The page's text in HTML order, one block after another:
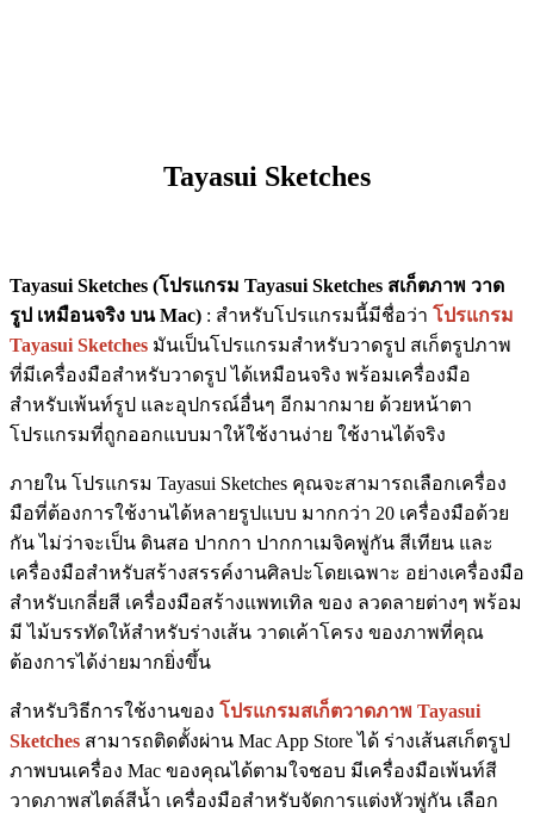
Tayasui Sketches
Tayasui Sketches (โปรแกรม Tayasui Sketches สเก็ตภาพ วาด
รูป เหมือนจริง บน Mac) : สำหรับโปรแกรมนี้มีชื่อว่า โปรแกรม
Tayasui Sketches มันเป็นโปรแกรมสำหรับวาดรูป สเก็ตรูปภาพ
ที่มีเครื่องมือสำหรับวาดรูป ได้เหมือนจริง พร้อมเครื่องมือ
สำหรับเพ้นท์รูป และอุปกรณ์อื่นๆ อีกมากมาย ด้วยหน้าตา
โปรแกรมที่ถูกออกแบบมาให้ใช้งานง่าย ใช้งานได้จริง
ภายใน โปรแกรม Tayasui Sketches คุณจะสามารถเลือกเครื่อง
มือที่ต้องการใช้งานได้หลายรูปแบบ มากกว่า 20 เครื่องมือด้วย
กัน ไม่ว่าจะเป็น ดินสอ ปากกา ปากกาเมจิคพู่กัน สีเทียน และ
เครื่องมือสำหรับสร้างสรรค์งานศิลปะโดยเฉพาะ อย่างเครื่องมือ
สำหรับเกลี่ยสี เครื่องมือสร้างแพทเทิล ของ ลวดลายต่างๆ พร้อม
มี ไม้บรรทัดให้สำหรับร่างเส้น วาดเค้าโครง ของภาพที่คุณ
ต้องการได้ง่ายมากยิ่งขึ้น
สำหรับวิธีการใช้งานของ โปรแกรมสเก็ตวาดภาพ Tayasui
Sketches สามารถติดตั้งผ่าน Mac App Store ได้ ร่างเส้นสเก็ตรูป
ภาพบนเครื่อง Mac ของคุณได้ตามใจชอบ มีเครื่องมือเพ้นท์สี
วาดภาพสไตล์สีน้ำ เครื่องมือสำหรับจัดการแต่งหัวพู่กัน เลือก